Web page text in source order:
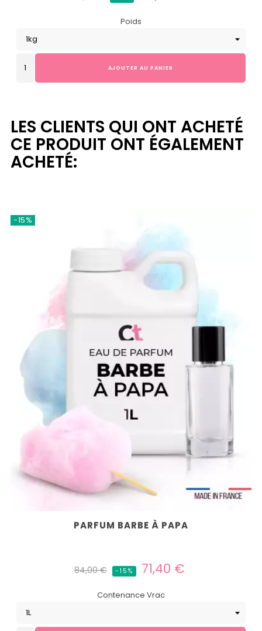
Poids
AJOUTER AU PANIER
LES CLIENTS QUI ONT ACHETÉ
CE PRODUIT ONT ÉGALEMENT
ACHETÉ:
-15%
PARFUM BARBE À PAPA
Prix
84,00 € -15%
Prix
71,40 €
Contenance Vrac